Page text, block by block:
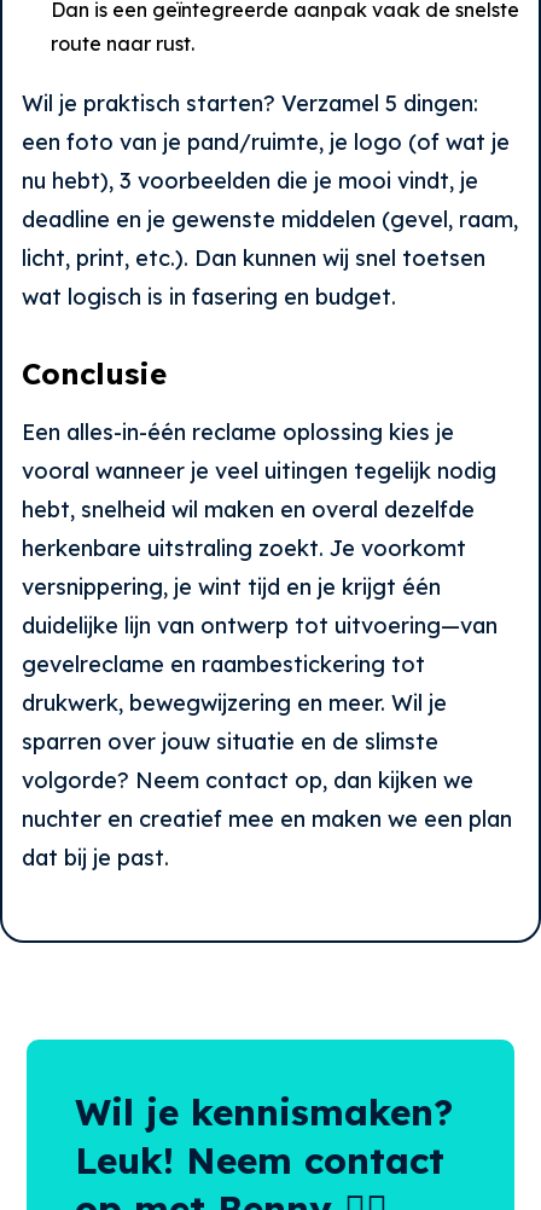
Dan is een geïntegreerde aanpak vaak de snelste
route naar rust.
Wil je praktisch starten? Verzamel 5 dingen:
een foto van je pand/ruimte, je logo (of wat je
nu hebt), 3 voorbeelden die je mooi vindt, je
deadline en je gewenste middelen (gevel, raam,
licht, print, etc.). Dan kunnen wij snel toetsen
wat logisch is in fasering en budget.
Conclusie
Een alles-in-één reclame oplossing kies je
vooral wanneer je veel uitingen tegelijk nodig
hebt, snelheid wil maken en overal dezelfde
herkenbare uitstraling zoekt. Je voorkomt
versnippering, je wint tijd en je krijgt één
duidelijke lijn van ontwerp tot uitvoering—van
gevelreclame en raambestickering tot
drukwerk, bewegwijzering en meer. Wil je
sparren over jouw situatie en de slimste
volgorde? Neem contact op, dan kijken we
nuchter en creatief mee en maken we een plan
dat bij je past.
Wil je kennismaken?
Leuk! Neem contact